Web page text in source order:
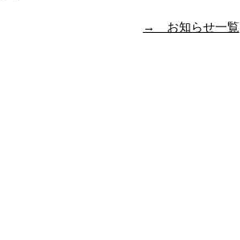
→ お知らせ一覧